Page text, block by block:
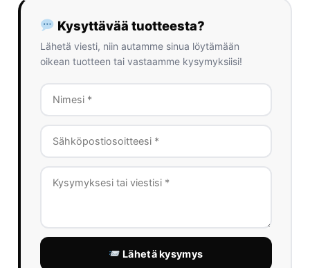
Kysyttävää tuotteesta?
Lähetä viesti, niin autamme sinua löytämään
oikean tuotteen tai vastaamme kysymyksiisi!
Lähetä kysymys